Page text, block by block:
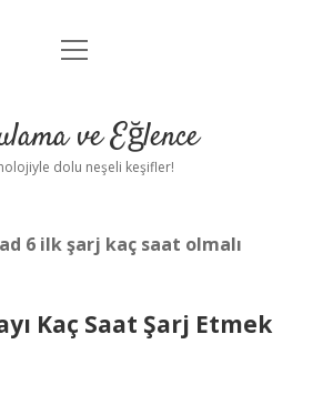
Anasayfa
Yasal Uyarı
menüyü
ve Eğlence
dolu neşeli keşifler!
6 ilk şarj kaç saat olmalı
Kaç Saat Şarj Etmek